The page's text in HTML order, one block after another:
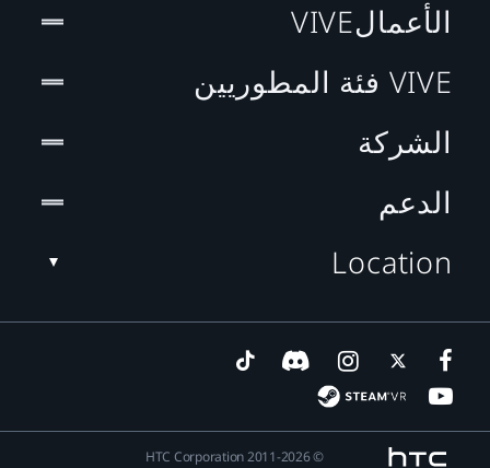
الأعمالVIVE
VIVE فئة المطوريين
الشركة
الدعم
Location
© 2011-2026 HTC Corporation